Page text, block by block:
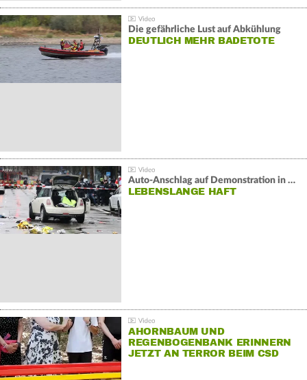
Die gefährliche Lust auf Abkühlung
DEUTLICH MEHR BADETOTE
Auto-Anschlag auf Demonstration in München:
LEBENSLANGE HAFT
AHORNBAUM UND
REGENBOGENBANK ERINNERN
JETZT AN TERROR BEIM CSD